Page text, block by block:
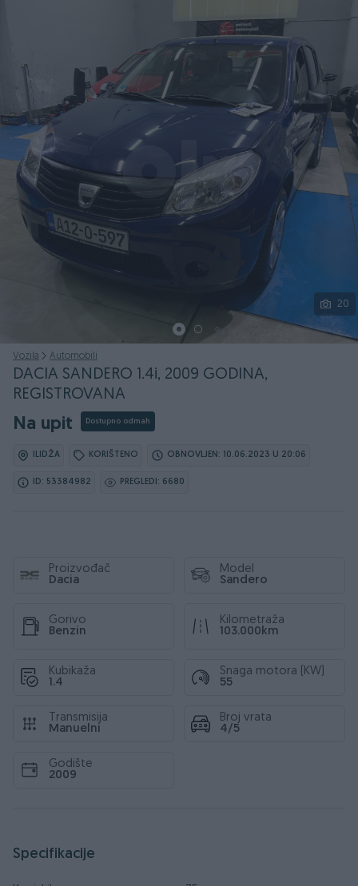
20
Vozila Automobili
DACIA SANDERO 1.4i, 2009 GODINA,
REGISTROVANA
Na upit Dostupno odmah
ILIDŽA KORIŠTENO OBNOVLJEN: 10.06.2023 U 20:06
ID: 53384982 PREGLEDI: 6680
Proizvođač
Dacia
Model
Sandero
Gorivo
Benzin
Kilometraža
103.000km
Kubikaža
1.4
Snaga motora (KW)
55
Transmisija
Manuelni
Broj vrata
4/5
Godište
2009
Specifikacije